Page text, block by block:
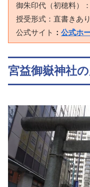
御朱印代（初穂料）
授受形式：直書きあり
公式サイト ： 公式ホ
宮益御嶽神社